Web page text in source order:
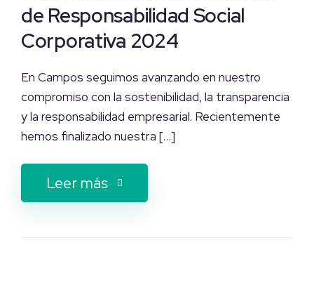
de Responsabilidad Social
Corporativa 2024
En Campos seguimos avanzando en nuestro
compromiso con la sostenibilidad, la transparencia
y la responsabilidad empresarial. Recientemente
hemos finalizado nuestra […]
Leer más